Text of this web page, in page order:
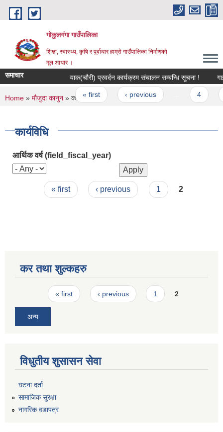
Skip to main content
गोकुलगंगा गाउँपालिका
शिक्षा, स्वास्थ्य, कृषि र पूर्वाधार हाम्रो गाउँपालिका निर्माणको
मूल आधार ।
समाचार याक(चौरी) प्रवर्दन कार्यक्रम संचालन सम्बन्धि सूचना !
Pages
« first ‹ previous
You are here
Home » मौजुदा कानुन » कार्यविधि
कार्यविधि
आर्थिक वर्ष (field_fiscal_year)
Pages« first ‹ previous 1 2
कर तथा शुल्कहरु
Pages« first ‹ previous 1 2
अन्य
विधुतीय शुसासन सेवा
घटना दर्ता
सामाजिक सुरक्षा
नागरिक वडापत्र